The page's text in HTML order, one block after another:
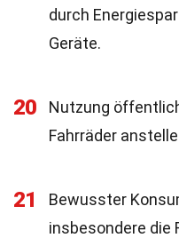
durch
Geräte.
20
Nutzung
Fahrräder
21
Bewusster
insbesondere die